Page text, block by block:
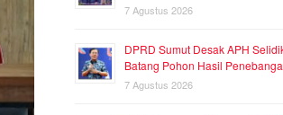
7 Agustus 2026
DPRD Sumut Desak APH
Batang Pohon Hasil
7 Agustus 2026